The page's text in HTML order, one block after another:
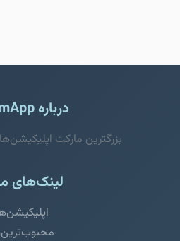
درباره JoomApp
بزرگترین مارکت
لینک‌های